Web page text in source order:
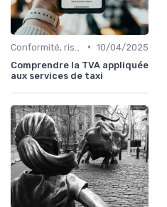
• 10/04/2025
Comprendre la TVA appliquée
aux services de taxi